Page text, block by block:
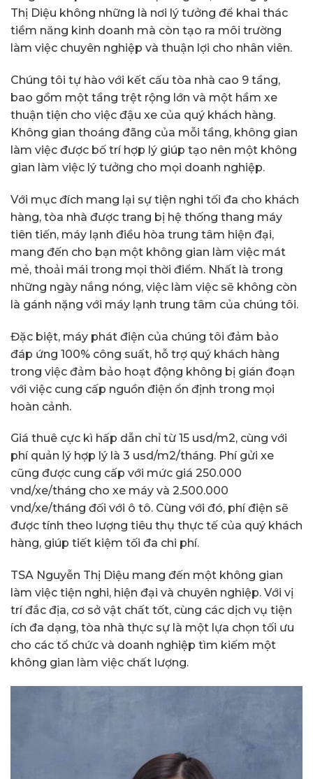
Thị Diệu không những là nơi lý tưởng để khai thác
tiềm năng kinh doanh mà còn tạo ra môi trường
làm việc chuyên nghiệp và thuận lợi cho nhân viên.
Chúng tôi tự hào với kết cấu tòa nhà cao 9 tầng,
bao gồm một tầng trệt rộng lớn và một hầm xe
thuận tiện cho việc đậu xe của quý khách hàng.
Không gian thoáng đãng của mỗi tầng, không gian
làm việc được bố trí hợp lý giúp tạo nên một không
gian làm việc lý tưởng cho mọi doanh nghiệp.
Với mục đích mang lại sự tiện nghi tối đa cho khách
hàng, tòa nhà được trang bị hệ thống thang máy
tiên tiến, máy lạnh điều hòa trung tâm hiện đại,
mang đến cho bạn một không gian làm việc mát
mẻ, thoải mái trong mọi thời điểm. Nhất là trong
những ngày nắng nóng, việc làm việc sẽ không còn
là gánh nặng với máy lạnh trung tâm của chúng tôi.
Đặc biệt, máy phát điện của chúng tôi đảm bảo
đáp ứng 100% công suất, hỗ trợ quý khách hàng
trong việc đảm bảo hoạt động không bị gián đoạn
với việc cung cấp nguồn điện ổn định trong mọi
hoàn cảnh.
Giá thuê cực kì hấp dẫn chỉ từ 15 usd/m2, cùng với
phí quản lý hợp lý là 3 usd/m2/tháng. Phí gửi xe
cũng được cung cấp với mức giá 250.000
vnd/xe/tháng cho xe máy và 2.500.000
vnd/xe/tháng đối với ô tô. Cùng với đó, phí điện sẽ
được tính theo lượng tiêu thụ thực tế của quý khách
hàng, giúp tiết kiệm tối đa chi phí.
TSA Nguyễn Thị Diệu mang đến một không gian
làm việc tiện nghi, hiện đại và chuyên nghiệp. Với vị
trí đắc địa, cơ sở vật chất tốt, cùng các dịch vụ tiện
ích đa dạng, tòa nhà thực sự là một lựa chọn tối ưu
cho các tổ chức và doanh nghiệp tìm kiếm một
không gian làm việc chất lượng.